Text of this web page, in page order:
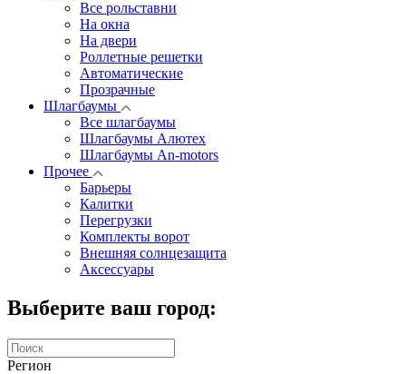
Все рольставни
На окна
На двери
Роллетные решетки
Автоматические
Прозрачные
Шлагбаумы
Все шлагбаумы
Шлагбаумы Алютех
Шлагбаумы An-motors
Прочее
Барьеры
Калитки
Перегрузки
Комплекты ворот
Внешняя солнцезащита
Аксессуары
Выберите ваш город:
Регион